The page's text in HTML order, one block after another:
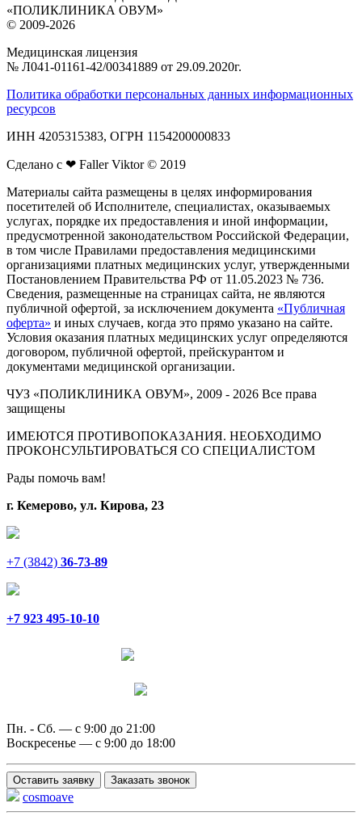
«ПОЛИКЛИНИКА ОВУМ»
© 2009-2026
Медицинская лицензия
№ Л041‑01161‑42/00341889 от 29.09.2020г.
Политика обработки персональных данных информационных
ресурсов
ИНН 4205315383, ОГРН 1154200000833
Сделано с ❤ Faller Viktor © 2019
Материалы сайта размещены в целях информирования
посетителей об Исполнителе, специалистах, оказываемых
услугах, порядке их предоставления и иной информации,
предусмотренной законодательством Российской Федерации,
в том числе Правилами предоставления медицинскими
организациями платных медицинских услуг, утвержденными
Постановлением Правительства РФ от 11.05.2023 № 736.
Сведения, размещенные на страницах сайта, не являются
публичной офертой, за исключением документа «Публичная
оферта» и иных случаев, когда это прямо указано на сайте.
Условия оказания платных медицинских услуг определяются
договором, публичной офертой, прейскурантом и
документами медицинской организации.
ЧУЗ «ПОЛИКЛИНИКА ОВУМ», 2009 - 2026 Все права
защищены
ИМЕЮТСЯ ПРОТИВОПОКАЗАНИЯ. НЕОБХОДИМО
ПРОКОНСУЛЬТИРОВАТЬСЯ СО СПЕЦИАЛИСТОМ
Рады помочь вам!
г. Кемерово, ул. Кирова, 23
+7 (3842) 36-73-89
+7 923 495-10-10
Пн. - Сб. — с 9:00 до 21:00
Воскресенье — с 9:00 до 18:00
Оставить заявку Заказать звонок
cosmoave